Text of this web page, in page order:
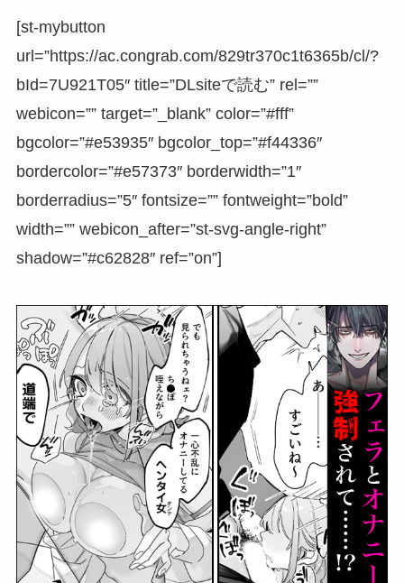
[st-mybutton
url=”https://ac.congrab.com/829tr370c1t6365b/cl/?
bId=7U921T05″ title=”DLsiteで読む” rel=””
webicon=”” target=”_blank” color=”#fff”
bgcolor=”#e53935″ bgcolor_top=”#f44336″
bordercolor=”#e57373″ borderwidth=”1″
borderradius=”5″ fontsize=”” fontweight=”bold”
width=”” webicon_after=”st-svg-angle-right”
shadow=”#c62828″ ref=”on”]